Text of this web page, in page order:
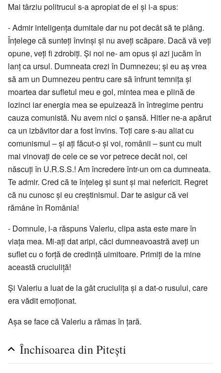
Mai târziu politrucul s-a apropiat de el și i-a spus:
- Admir inteligența dumitale dar nu pot decât să te plâng.
Înțelege că sunteți învinși și nu aveți scăpare. Dacă vă veți
opune, veți fi zdrobiți. Și noi ne- am opus și azi jucăm în
lanț ca ursul. Dumneata crezi în Dumnezeu; și eu aș vrea
să am un Dumnezeu pentru care să înfrunt temnița și
moartea dar sufletul meu e gol, mintea mea e plină de
lozinci iar energia mea se epuizează în întregime pentru
cauza comunistă. Nu avem nici o șansă. Hitler ne-a apărut
ca un izbăvitor dar a fost învins. Toți care s-au aliat cu
comunismul – și ați făcut-o și voi, românii – sunt cu mult
mai vinovați de cele ce se vor petrece decât noi, cei
născuți în U.R.S.S.! Am încredere într-un om ca dumneata.
Te admir. Cred că te înțeleg și sunt și mai nefericit. Regret
că nu cunosc și eu creștinismul. Dar te asigur că vei
rămâne în România!
- Domnule, i-a răspuns Valeriu, clipa asta este mare în
viața mea. Mi-ați dat aripi, căci dumneavoastră aveți un
suflet cu o forță de credință uimitoare. Primiți de la mine
această cruciuliță!
Și Valeriu a luat de la gât cruciulița și a dat-o rusului, care
era vădit emoționat.
Așa se face că Valeriu a rămas în țară.
Închisoarea din Pitești